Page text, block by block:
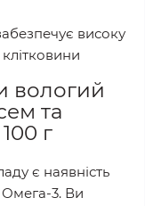
високу
клітковини
вологий
та
г
є наявність
Омега-3. Ви